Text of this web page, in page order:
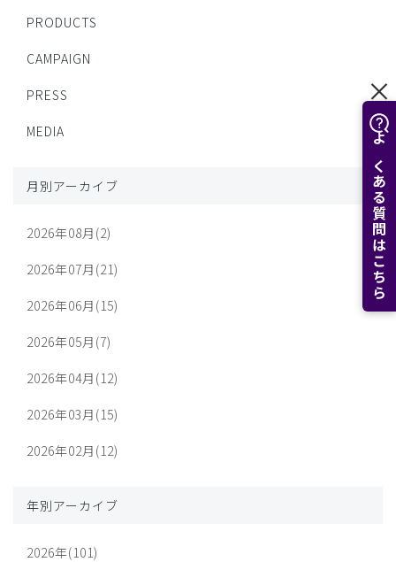
よくある質問はこちら
PRODUCTS
CAMPAIGN
PRESS
MEDIA
月別アーカイブ
2026年08月(2)
2026年07月(21)
2026年06月(15)
2026年05月(7)
2026年04月(12)
2026年03月(15)
2026年02月(12)
年別アーカイブ
2026年(101)